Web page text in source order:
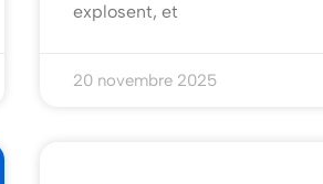
explosent, et
20 novembre 2025